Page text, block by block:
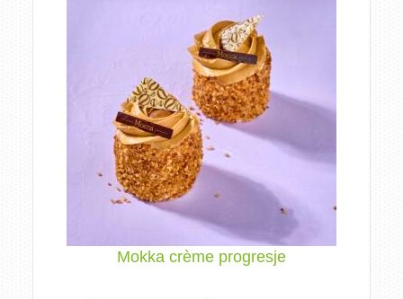
Mokka crème progresje